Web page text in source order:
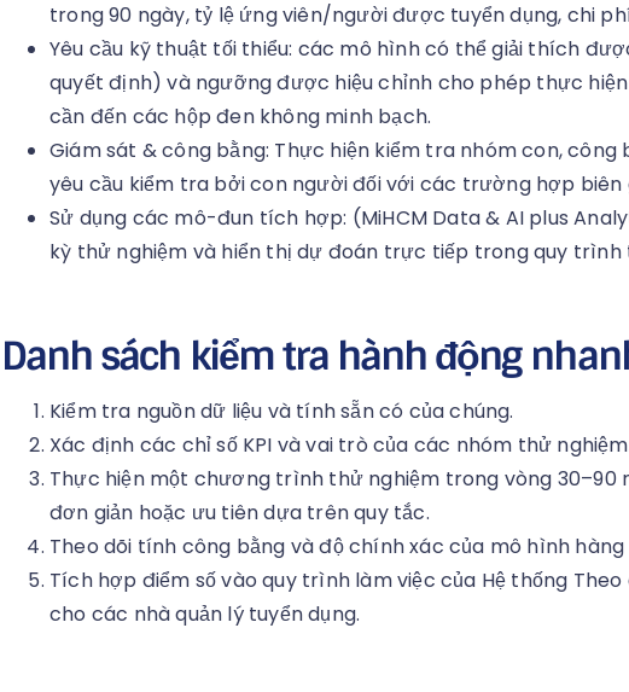
trong 90 ngày, tỷ lệ ứng viên/người được tuyển dụng, chi
Yêu cầu kỹ thuật tối thiểu: các mô hình có thể giải thích
quyết định) và ngưỡng được hiệu chỉnh cho phép thực
cần đến các hộp đen không minh bạch.
Giám sát & công bằng: Thực hiện kiểm tra nhóm con, công
yêu cầu kiểm tra bởi con người đối với các trường hợp biên
Sử dụng các mô-đun tích hợp: (MiHCM Data & AI plus
kỳ thử nghiệm và hiển thị dự đoán trực tiếp trong quy trình
Danh sách kiểm tra hành động
Kiểm tra nguồn dữ liệu và tính sẵn có của chúng.
Xác định các chỉ số KPI và vai trò của các nhóm thử
Thực hiện một chương trình thử nghiệm trong vòng 30–90
đơn giản hoặc ưu tiên dựa trên quy tắc.
Theo dõi tính công bằng và độ chính xác của mô hình hàng
Tích hợp điểm số vào quy trình làm việc của Hệ thống Theo
cho các nhà quản lý tuyển dụng.